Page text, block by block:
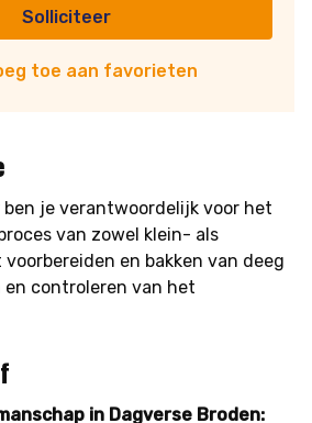
Solliciteer
toe aan favorieten
ben je verantwoordelijk voor het
van zowel klein- als
en bakken van deeg
controleren van het
verlaat. Je voert proces-
uit, zorgt voor een schone
de efficiëntie en de kwaliteit van
in Dagverse Broden: